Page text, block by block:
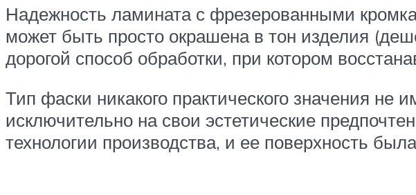
Надежность ламината с фрезерованными
может быть просто окрашена в тон изделия
дорогой способ обработки, при котором
Тип фаски никакого практического значения
исключительно на свои эстетические
технологии производства, и ее поверхность